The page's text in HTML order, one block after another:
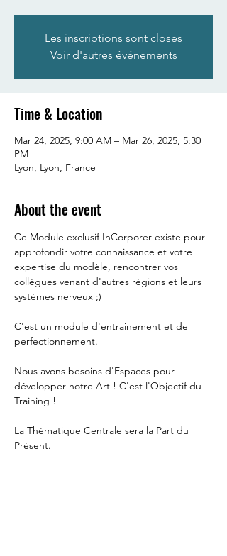
Les inscriptions sont closes
Voir d'autres événements
Time & Location
Mar 24, 2025, 9:00 AM – Mar 26, 2025, 5:30
PM
Lyon, Lyon, France
About the event
Ce Module exclusif InCorporer existe pour
approfondir votre connaissance et votre
expertise du modèle, rencontrer vos
collègues venant d'autres régions et leurs
systèmes nerveux ;)
C'est un module d'entrainement et de
perfectionnement.
Nous avons besoins d'Espaces pour
développer notre Art ! C'est l'Objectif du
Training !
La Thématique Centrale sera la Part du
Présent.